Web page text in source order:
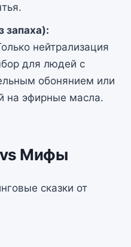
запаха):
нейтрализация
для людей с
обонянием или
на эфирные масла.
vs Мифы
сказки от